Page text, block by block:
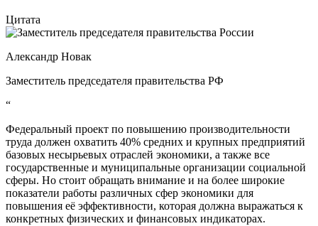
Цитата
Александр Новак
Заместитель председателя правительства РФ
“
Федеральный проект по повышению производительности
труда должен охватить 40% средних и крупных предприятий
базовых несырьевых отраслей экономики, а также все
государственные и муниципальные организации социальной
сферы. Но стоит обращать внимание и на более широкие
показатели работы различных сфер экономики для
повышения её эффективности, которая должна выражаться к
конкретных физических и финансовых индикаторах.